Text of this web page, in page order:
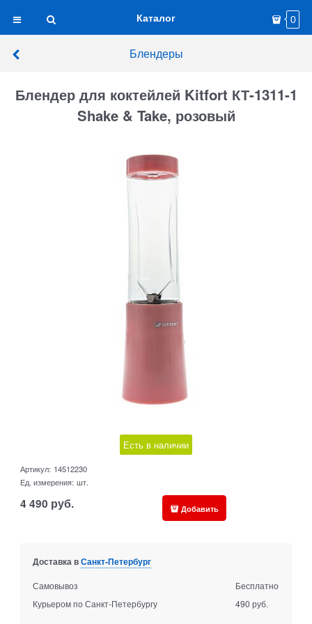
Каталог 0
Блендеры
Блендер для коктейлей Kitfort КТ-1311-1
Shake & Take, розовый
Есть в наличии
Артикул: 14512230
Ед. измерения: шт.
4 490 руб. Добавить
Доставка вСанкт-Петербург
Самовывоз
Бесплатно
Курьером по Санкт-Петербургу
490 руб.